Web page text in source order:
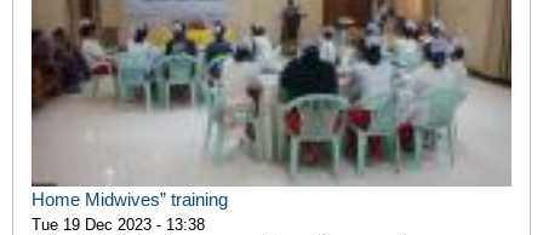
Home Midwives” training
Tue 19 Dec 2023 - 13:38